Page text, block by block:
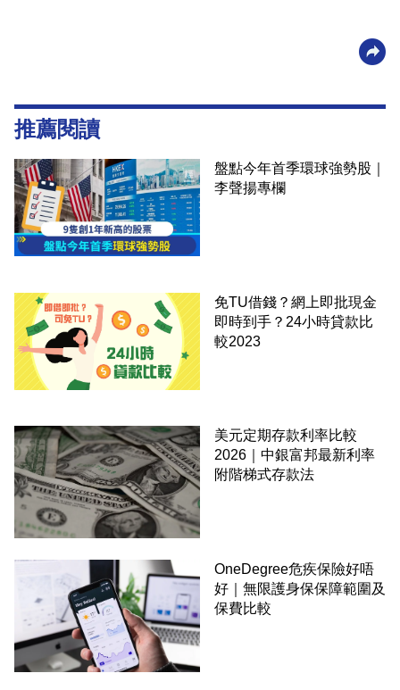
推薦閱讀
盤點今年首季環球強勢股｜
李聲揚專欄
免TU借錢？網上即批現金
即時到手？24小時貸款比
較2023
美元定期存款利率比較
2026｜中銀富邦最新利率
附階梯式存款法
OneDegree危疾保險好唔
好｜無限護身保保障範圍及
保費比較